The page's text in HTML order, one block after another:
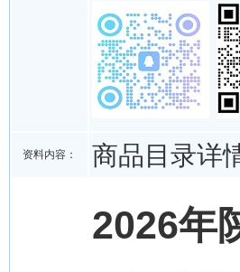
资料内容： 商品目录详
2026年